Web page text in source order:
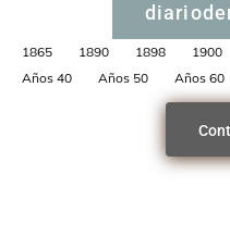
1865 1890 1898 1900
Años 40
Años 50 Años 60